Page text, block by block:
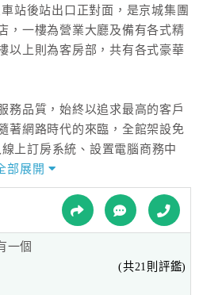
站後站出口正對面，是京城集團
，一樓為營業大廳及備有各式精
以上則為客房部，共有各式豪華
品質，始終以追求最高的客戶
著網路時代的來臨，全館架設免
上訂房系統、設置電腦商務中
員工素質，以客為尊的服務態度
住宿、餐飲、資訊、觀光等需
光旅客服務，能吸引日、韓、星
謂高雄市中型飯店的模範生。除
勢外，近年受惠於北高雄迅速發
部展開
一個
(共21則評鑑)